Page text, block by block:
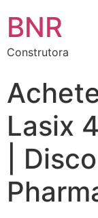
BNR
Construtora
Lasix
|